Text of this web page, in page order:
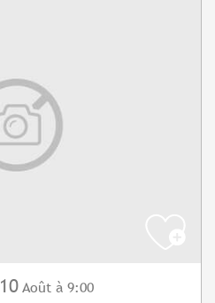
10 Août à 9:00